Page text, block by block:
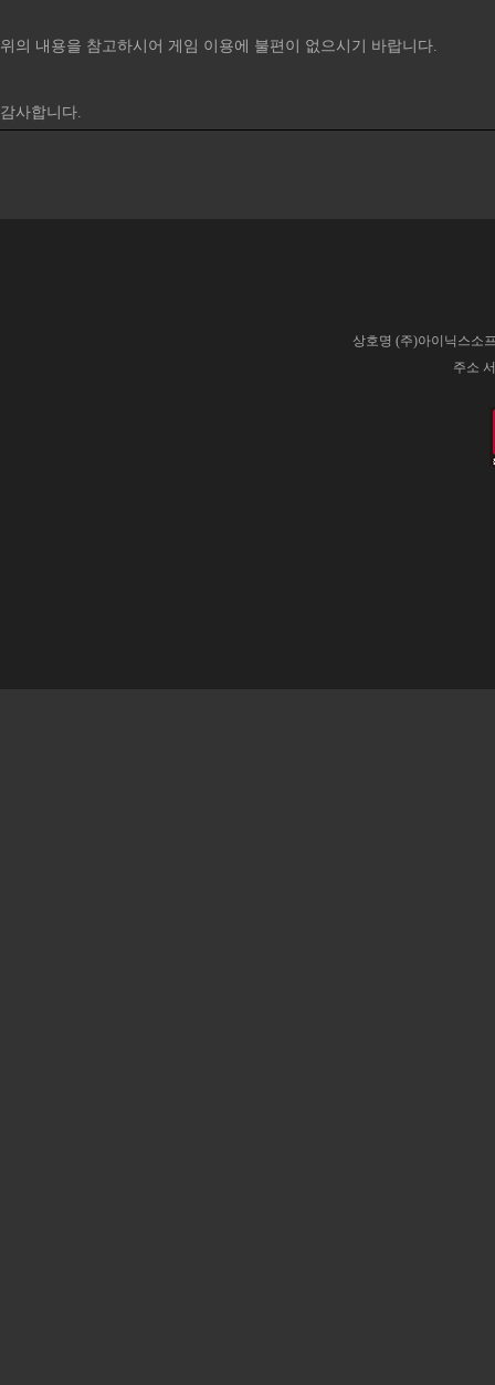
위의 내용을 참고하시어 게임 이용에 불편이 없으시기 바랍니다.
감사합니다.​​​​​​​​​​​​​​​​​​​​​​​​​​​​​​​​​​​​​​​​​​​​​​​​​​​​​​​​​​​​​​​​​​​​​​​​​​​​​​​​​​​
상호명 (주)아이닉스소
주소